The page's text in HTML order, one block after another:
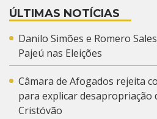
ÚLTIMAS NOTÍCIAS
Danilo Simões e Romero
Pajeú nas Eleições
Câmara de Afogados rejeita
para explicar desapropriação
Cristóvão